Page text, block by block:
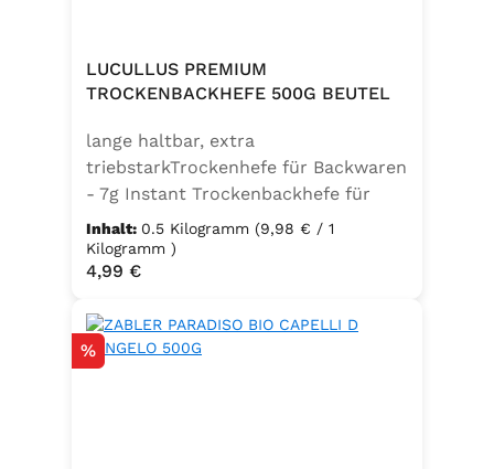
LUCULLUS PREMIUM
TROCKENBACKHEFE 500G BEUTEL
lange haltbar, extra
triebstarkTrockenhefe für Backwaren
- 7g Instant Trockenbackhefe für
500g Weizenmehl, entspricht 25g
FrischhefeZutaten: Trockenbackhefe,
Emulgator Sorbitanmonostearat
Inhalt: 0.5 Kilogramm (9,98 € / 1
Kilogramm )
Regulärer Preis:
4,99 €
Rabatt
%